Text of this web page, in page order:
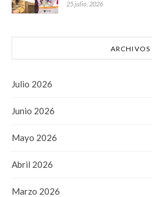
25 julio, 2026
ARCHIVOS
Julio 2026
Junio 2026
Mayo 2026
Abril 2026
Marzo 2026